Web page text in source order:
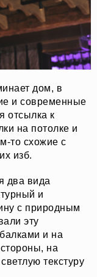
дом, в
и современные
отсылка к
на потолке и
то схожие с
изб.
два вида
и
с природным
эту
и на
на
текстуру